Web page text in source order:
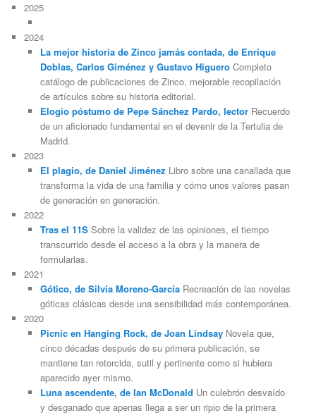
2025
2024
La mejor historia de Zinco jamás contada, de Enrique
Doblas, Carlos Giménez y Gustavo HigueroCompleto
catálogo de publicaciones de Zinco, mejorable recopilación
de artículos sobre su historia editorial.
Elogio póstumo de Pepe Sánchez Pardo, lectorRecuerdo
de un aficionado fundamental en el devenir de la Tertulia de
Madrid.
2023
El plagio, de Daniel Jiménez Libro sobre una canallada que
transforma la vida de una familia y cómo unos valores pasan
de generación en generación.
2022
Tras el 11SSobre la validez de las opiniones, el tiempo
transcurrido desde el acceso a la obra y la manera de
formularlas.
2021
Gótico, de Silvia Moreno-GarcíaRecreación de las novelas
góticas clásicas desde una sensibilidad más contemporánea.
2020
Picnic en Hanging Rock, de Joan LindsayNovela que,
cinco décadas después de su primera publicación, se
mantiene tan retorcida, sutil y pertinente como si hubiera
aparecido ayer mismo.
Luna ascendente, de Ian McDonald Un culebrón desvaído
y desganado que apenas llega a ser un ripio de la primera